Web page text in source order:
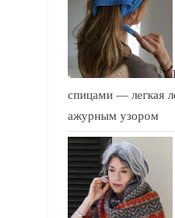
спицами — легкая
ажурным узором